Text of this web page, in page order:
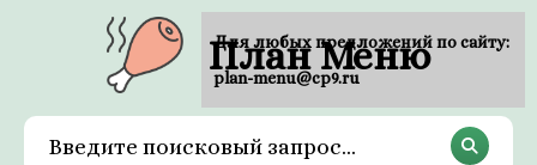
План Меню
Для любых предложений по сайту:
plan-menu@cp9.ru